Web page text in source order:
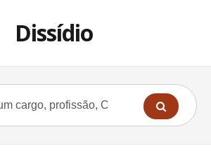
Dissídio